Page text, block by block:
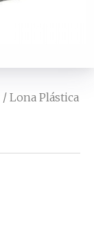
/ Lona Plástica